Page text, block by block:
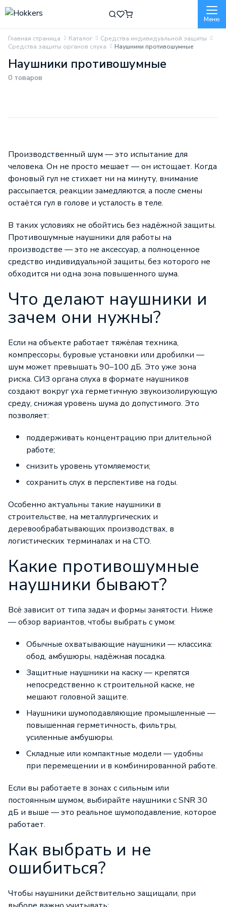
Меню
Главная страница Каталог
Средства индивидуальной защиты
Средства защиты органов слуха
Наушники противошумные
Наушники противошумные
0 товаров
Производственный шум — это испытание для
человека. Он не просто мешает — он истощает. Когда
фоновый гул не стихает ни на минуту, внимание
рассыпается, реакции замедляются, а после смены
остаётся гул в голове и усталость в теле.
В таких условиях не обойтись без надёжной защиты.
Противошумные наушники для работы на
производстве — это не аксессуар, а полноценное
средство индивидуальной защиты, без которого не
обходится ни одна зона повышенного шума.
Что делают наушники и
зачем они нужны?
Если на объекте работает тяжёлая техника,
компрессоры, буровые установки или дробилки —
шум может превышать 90–100 дБ. Это уже зона
риска. СИЗ органа слуха в формате наушников
создают вокруг уха герметичную звукоизолирующую
среду, снижая уровень шума до допустимого. Это
позволяет:
поддерживать концентрацию при длительной
работе;
снизить уровень утомляемости;
сохранить слух в перспективе на годы.
Особенно актуальны такие наушники в
строительстве, на металлургических и
деревообрабатывающих производствах, в
логистических терминалах и на СТО.
Какие противошумные
наушники бывают?
Всё зависит от типа задач и формы занятости. Ниже
— обзор вариантов, чтобы выбрать с умом:
Обычные охватывающие наушники — классика:
обод, амбушюры, надёжная посадка.
Защитные наушники на каску — крепятся
непосредственно к строительной каске, не
мешают головной защите.
Наушники шумоподавляющие промышленные —
повышенная герметичность, фильтры,
усиленные амбушюры.
Складные или компактные модели — удобны
при перемещении и в комбинированной работе.
Если вы работаете в зонах с сильным или
постоянным шумом, выбирайте наушники с SNR 30
дБ и выше — это реальное шумоподавление, которое
работает.
Как выбрать и не
ошибиться?
Чтобы наушники действительно защищали, при